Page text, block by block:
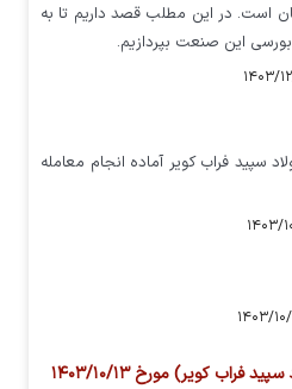
است. در این مطلب قصد داریم تا به
این صنعت بپردازیم.
سپید فراب کویر آماده انجام معامله
کویر) مورخ ۱۴۰۳/۱۰/۱۳